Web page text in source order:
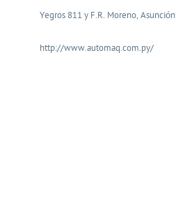
Yegros 811 y F.R. Moreno, Asunción
http://www.automaq.com.py/